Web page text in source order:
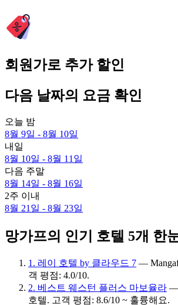
회원가로 추가 할인
다음 날짜의 요금 확인
오늘 밤
8월 9일 - 8월 10일
내일
8월 10일 - 8월 11일
다음 주말
8월 14일 - 8월 16일
2주 이내
8월 21일 - 8월 23일
망가프의 인기 호텔 5개 한
1. 레이 호텔 by 클라우드 7 —
객 평점: 4.0/10.
2. 베스트 웨스턴 플러스 마보율라 —
호텔. 고객 평점: 8.6/10 ~ 훌륭해요.